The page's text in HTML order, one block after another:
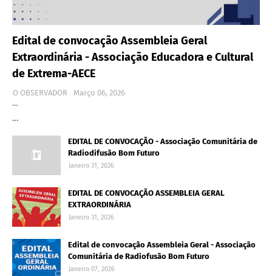
Edital de convocação Assembleia Geral
Extraordinária - Associação Educadora e Cultural
de Extrema-AECE
O OBSERVADOR
Março 06, 2026
…
…
EDITAL DE CONVOCAÇÃO - Associação Comunitária de
Radiodifusão Bom Futuro
Janeiro 31, 2026
EDITAL DE CONVOCAÇÃO ASSEMBLEIA GERAL
EXTRAORDINÁRIA
Janeiro 31, 2026
Edital de convocação Assembleia Geral - Associação
Comunitária de Radiofusão Bom Futuro
Janeiro 07, 2026